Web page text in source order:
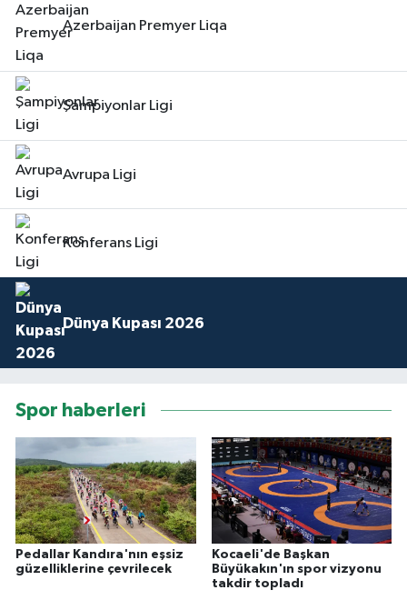
Azerbaijan Premyer Liqa
Şampiyonlar Ligi
Avrupa Ligi
Konferans Ligi
Dünya Kupası 2026
Spor haberleri
Pedallar Kandıra'nın eşsiz
güzelliklerine çevrilecek
Kocaeli'de Başkan
Büyükakın'ın spor vizyonu
takdir topladı